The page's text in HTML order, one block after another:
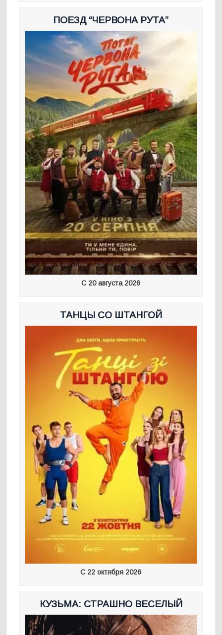
ПОЕЗД “ЧЕРВОНА РУТА”
С 20 августа 2026
ТАНЦЫ СО ШТАНГОЙ
С 22 октября 2026
КУЗЬМА: СТРАШНО ВЕСЕЛЫЙ